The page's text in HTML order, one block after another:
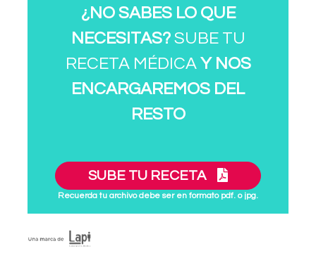
¿NO SABES LO QUE
NECESITAS?SUBE TU
RECETA MÉDICA Y NOS
ENCARGAREMOS DEL
RESTO
SUBE TU RECETA
Recuerda tu archivo debe ser en formato pdf. o jpg.